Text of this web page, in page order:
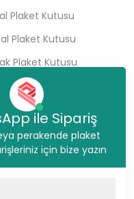
Plaket Kutusu
Plaket Kutusu
Plaket Kutusu
Verile Sipariş
perakende plaket
için bize yazın